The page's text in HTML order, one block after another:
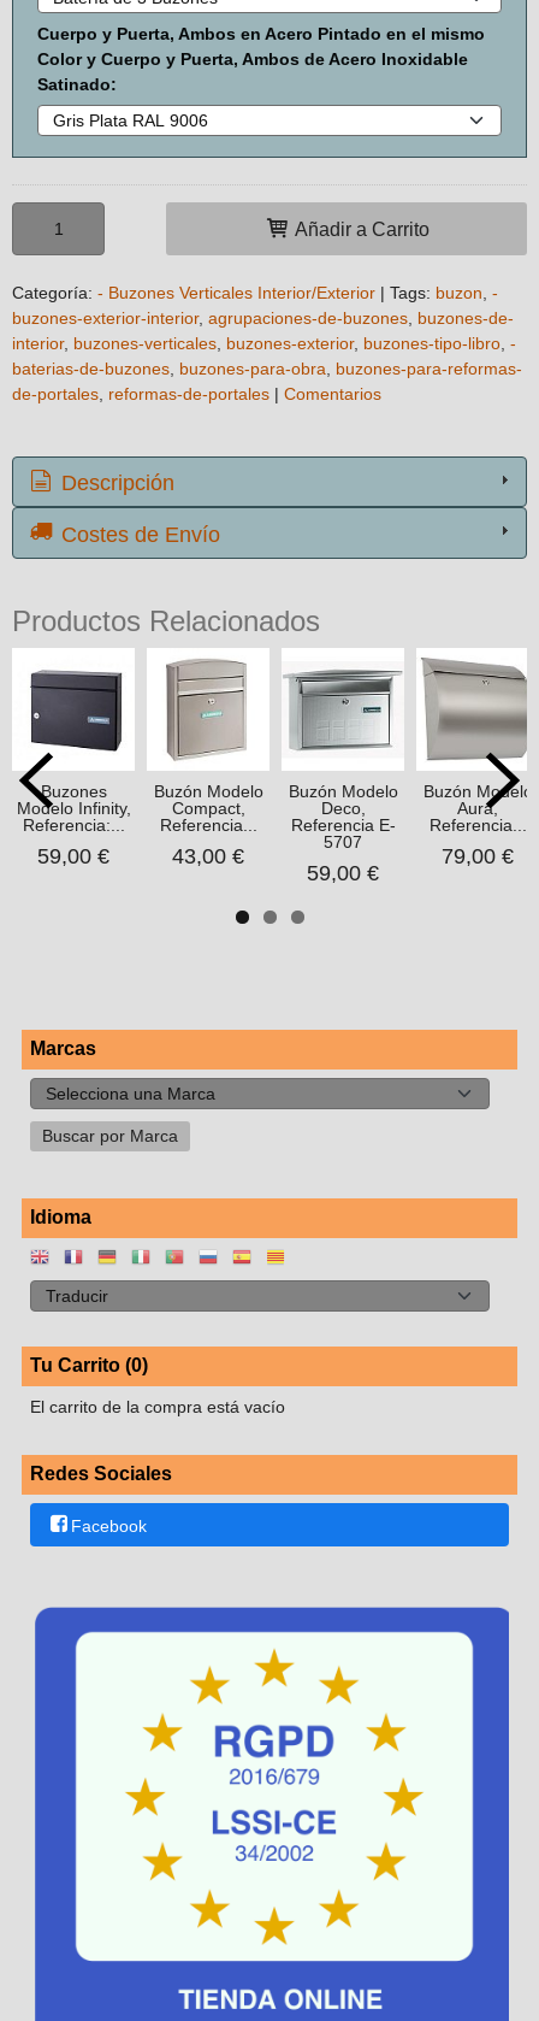
Marcas
Idioma
Tu Carrito (0)
El carrito de la compra está vacío
Redes Sociales
Facebook
Cuerpo y Puerta, Ambos en Acero Pintado en el mismo
Color y Cuerpo y Puerta, Ambos de Acero Inoxidable
Satinado:
Añadir a Carrito
Categoría: - Buzones Verticales Interior/Exterior | Tags: buzon -
buzones-exterior-interior agrupaciones-de-buzones buzones-de-
interior buzones-verticales buzones-exterior buzones-tipo-libro -
baterias-de-buzones buzones-para-obra
buzones-para-reformas-
de-portales reformas-de-portales | Comentarios
Descripción
Costes de Envío
Productos Relacionados
Buzones
Modelo Infinity,
Referencia:...
59,00 €
Buzón Modelo
Compact,
Referencia...
43,00 €
Buzón Modelo
Deco,
Referencia E-
5707
59,00 €
Buzón Modelo
Aura,
Referencia...
79,00 €